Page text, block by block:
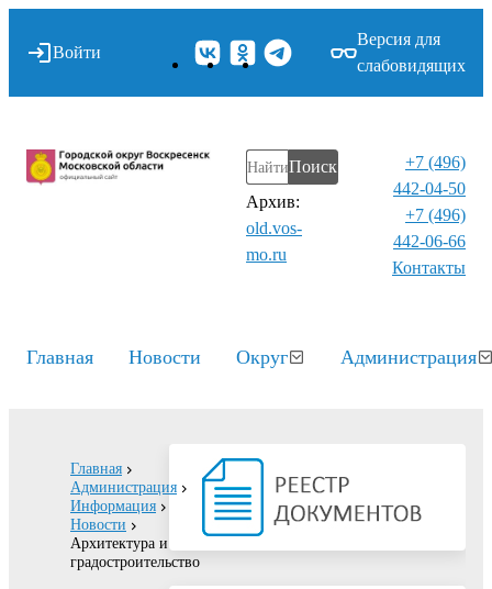
Войти
Версия для
слабовидящих
Поиск
Архив:
old.vos-
mo.ru
+7 (496)
442-04-50
+7 (496)
442-06-66
Контакты⁠
Главная Новости Округ Администрация
Главная
Администрация
Информация
Новости
Архитектура и
градостроительство